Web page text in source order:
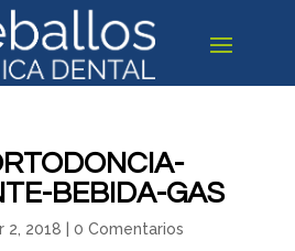
BEBIDA-GAS
2, 2018 0 Comentarios